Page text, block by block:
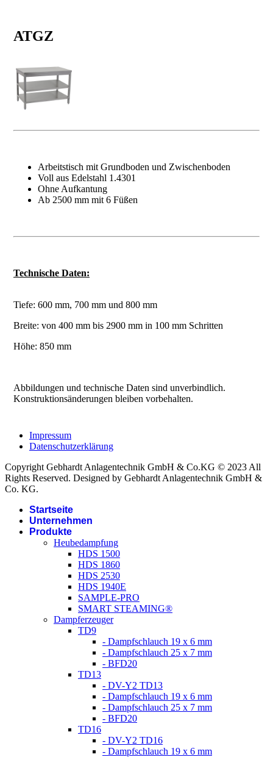
ATGZ
Arbeitstisch mit Grundboden und Zwischenboden
Voll aus Edelstahl 1.4301
Ohne Aufkantung
Ab 2500 mm mit 6 Füßen
Technische Daten:
Tiefe: 600 mm, 700 mm und 800 mm
Breite: von 400 mm bis 2900 mm in 100 mm Schritten
Höhe: 850 mm
Abbildungen und technische Daten sind unverbindlich.
Konstruktionsänderungen bleiben vorbehalten.
Impressum
Datenschutzerklärung
Copyright Gebhardt Anlagentechnik GmbH & Co.KG © 2023 All
Rights Reserved. Designed by Gebhardt Anlagentechnik GmbH &
Co. KG.
Startseite
Unternehmen
Produkte
Heubedampfung
HDS 1500
HDS 1860
HDS 2530
HDS 1940E
SAMPLE-PRO
SMART STEAMING®
Dampferzeuger
TD9
- Dampfschlauch 19 x 6 mm
- Dampfschlauch 25 x 7 mm
- BFD20
TD13
- DV-Y2 TD13
- Dampfschlauch 19 x 6 mm
- Dampfschlauch 25 x 7 mm
- BFD20
TD16
- DV-Y2 TD16
- Dampfschlauch 19 x 6 mm